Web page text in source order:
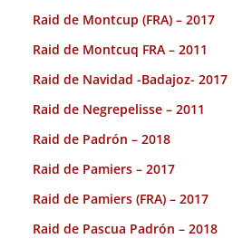
Raid de Montcup (FRA) – 2017
Raid de Montcuq FRA – 2011
Raid de Navidad -Badajoz- 2017
Raid de Negrepelisse – 2011
Raid de Padrón – 2018
Raid de Pamiers – 2017
Raid de Pamiers (FRA) – 2017
Raid de Pascua Padrón – 2018